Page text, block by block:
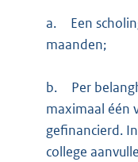
a.
Een
maanden;
b.
Per
maximaal één
gefinancierd.
college